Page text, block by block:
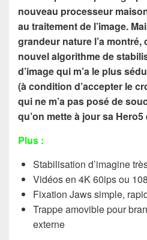
nouveau processeur
au traitement de l’image.
grandeur nature l’a montré,
nouvel algorithme de
d’image qui m’a le plus
(à condition d’accepter le
qui ne m’a pas posé de
qu’on mette à jour sa
Plus :
Stabilisation d’imagine
Vidéos en 4K 60ips ou
Fixation Jaws simple,
Trappe amovible pour
externe